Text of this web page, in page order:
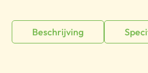
Beschrijving